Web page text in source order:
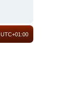
UTC+01:00